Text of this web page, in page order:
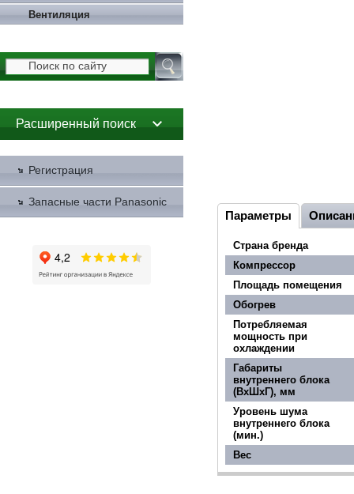
Вентиляция
Расширенный поиск
Регистрация
Запасные части Panasonic
Параметры
Страна бренда
Компрессор
Площадь помещения
Обогрев
Потребляемая
мощность при
охлаждении
Габариты
внутреннего блока
(ВхШхГ), мм
Уровень шума
внутреннего блока
(мин.)
Вес